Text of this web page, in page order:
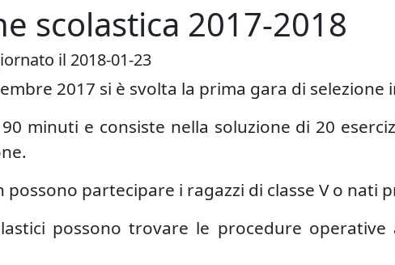
scolastica 2017-2018
il 2018-01-23
2017 si è svolta la prima gara di
minuti e consiste nella soluzione di 20
partecipare i ragazzi di classe V o nati
possono trovare le procedure